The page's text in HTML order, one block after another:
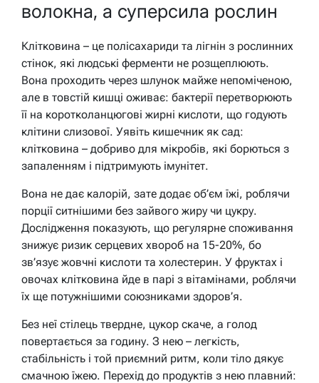
волокна, а суперсила рослин
Клітковина – це полісахариди та лігнін з рослинних
стінок, які людські ферменти не розщеплюють.
Вона проходить через шлунок майже непоміченою,
але в товстій кишці оживає: бактерії перетворюють
її на коротколанцюгові жирні кислоти, що годують
клітини слизової. Уявіть кишечник як сад:
клітковина – добриво для мікробів, які борються з
запаленням і підтримують імунітет.
Вона не дає калорій, зате додає об’єм їжі, роблячи
порції ситнішими без зайвого жиру чи цукру.
Дослідження показують, що регулярне споживання
знижує ризик серцевих хвороб на 15-20%, бо
зв’язує жовчні кислоти та холестерин. У фруктах і
овочах клітковина йде в парі з вітамінами, роблячи
їх ще потужнішими союзниками здоров’я.
Без неї стілець твердне, цукор скаче, а голод
повертається за годину. З нею – легкість,
стабільність і той приємний ритм, коли тіло дякує
смачною їжею. Перехід до продуктів з нею плавний: